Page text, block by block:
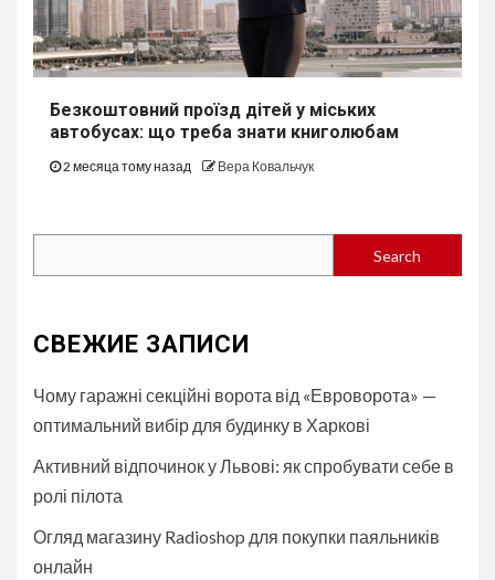
Безкоштовний проїзд дітей у міських
автобуcах: що треба знати книголюбам
2 месяца тому назад Вера Ковальчук
Search
СВЕЖИЕ ЗАПИСИ
Чому гаражні секційні ворота від «Евроворота» —
оптимальний вибір для будинку в Харкові
Активний відпочинок у Львові: як спробувати себе в
ролі пілота
Огляд магазину Radioshop для покупки паяльників
онлайн